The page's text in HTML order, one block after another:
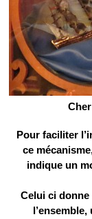
Pour faciliter
ce
indique un
Celui ci donne